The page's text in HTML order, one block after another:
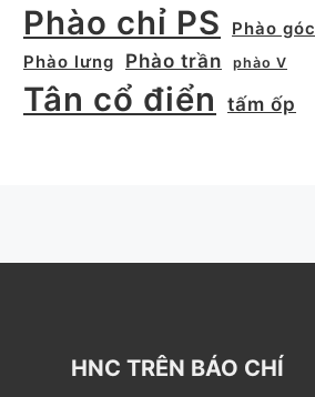
Phào chỉ PS
Phào góc
Phào lưng
Phào trần phào V
Tân cổ điển tấm ốp
HNC TRÊN BÁO CHÍ